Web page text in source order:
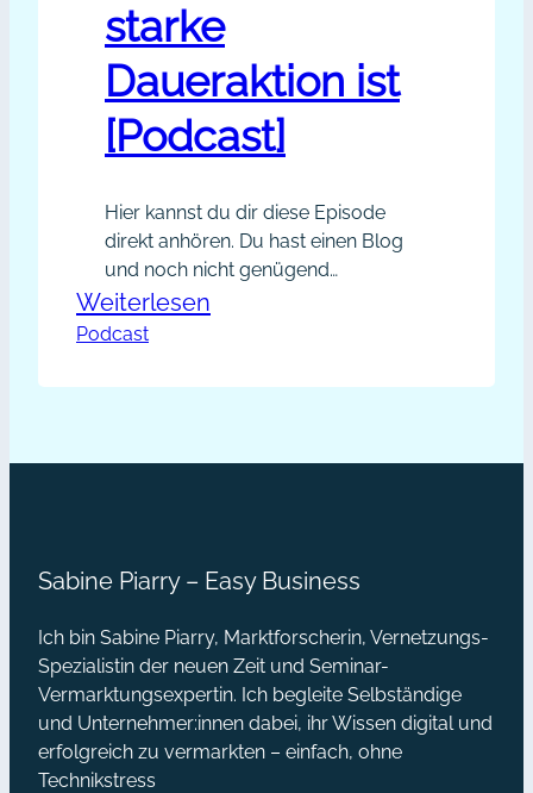
starke
Daueraktion ist
[Podcast]
Hier kannst du dir diese Episode
direkt anhören. Du hast einen Blog
und noch nicht genügend
Sichtbarkeit? Oder aber du hast dich
neu positioniert und möchtest deine
jeden Fall möchtest du mithilfe
Episode bekommst du praktische
Weiterlesen
Multiplikatorenmarketing
eine
starke
Daueraktion
ist
[Podcast]
Podcast
Sabine Piarry – Easy Business
Ich bin Sabine Piarry, Marktforscherin, Vernetzungs-
Spezialistin der neuen Zeit und Seminar-
Vermarktungsexpertin. Ich begleite Selbständige
und Unternehmer:innen dabei, ihr Wissen digital und
erfolgreich zu vermarkten – einfach, ohne
Technikstress